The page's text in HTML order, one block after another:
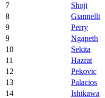
7
Shoji
8
Giannelli
9
Perry
9
Ngapeth
10
Sekita
11
Hazrat
12
Pekovic
13
Palacios
14
Ishikawa